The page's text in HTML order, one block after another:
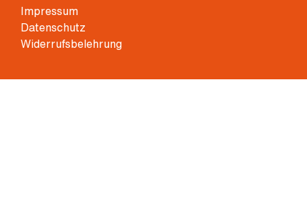
Impressum
Datenschutz
Widerrufsbelehrung